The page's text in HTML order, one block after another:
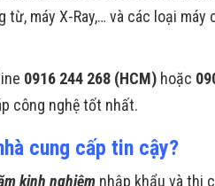
máy X-Ray,… và các loại
0916 244 268 (HCM) hoặc
công nghệ tốt nhất.
cung cấp tin cậy?
kinh nghiệm nhập khẩu và thi